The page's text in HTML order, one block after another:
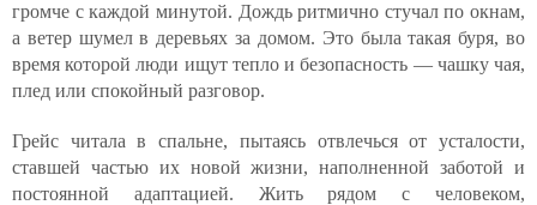
громче с каждой минутой. Дождь ритмично стучал по окнам,
а ветер шумел в деревьях за домом. Это была такая буря, во
время которой люди ищут тепло и безопасность — чашку чая,
плед или спокойный разговор.
Грейс читала в спальне, пытаясь отвлечься от усталости,
ставшей частью их новой жизни, наполненной заботой и
постоянной адаптацией. Жить рядом с человеком,